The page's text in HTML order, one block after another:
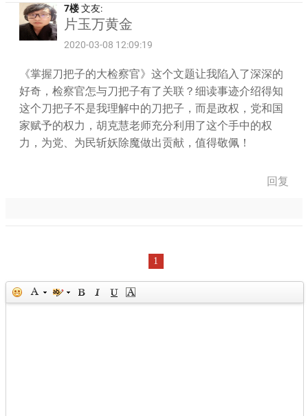
7楼文友:
片玉万黄金
2020-03-08 12:09:19
《掌握刀把子的大检察官》这个文题让我陷入了深深的
好奇，检察官怎与刀把子有了关联？细读事迹介绍得知
这个刀把子不是我理解中的刀把子，而是政权，党和国
家赋予的权力，胡克慧老师充分利用了这个手中的权
力，为党、为民斩妖除魔做出贡献，值得敬佩！
回复
1